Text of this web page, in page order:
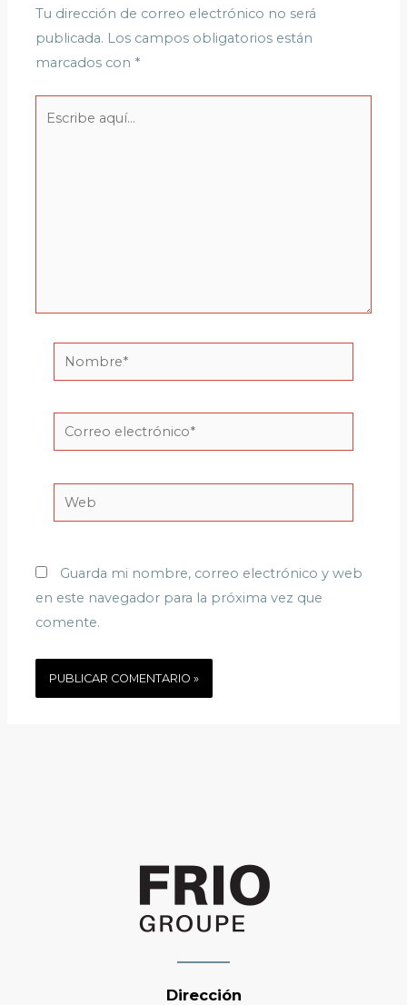
Tu dirección de correo electrónico no será
publicada. Los campos obligatorios están
marcados con *
Nombre*
Correo
electrónico*
Web
Guarda mi nombre, correo electrónico y web
en este navegador para la próxima vez que
comente.
Dirección